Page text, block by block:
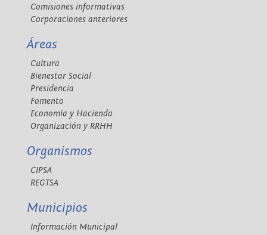
Comisiones informativas
Corporaciones anteriores
Áreas
Cultura
Bienestar Social
Presidencia
Fomento
Economía y Hacienda
Organización y RRHH
Organismos
CIPSA
REGTSA
Municipios
Información Municipal